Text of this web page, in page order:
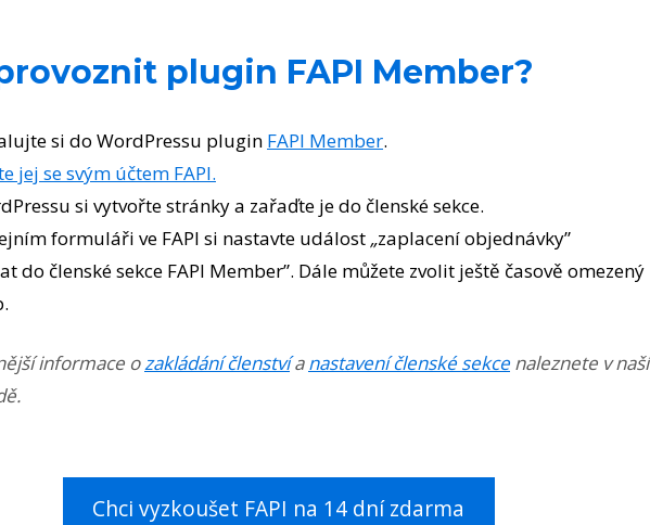
plugin FAPI Member?
si do WordPressu plugin FAPI Member.
jej se svým účtem FAPI.
si vytvořte stránky a zařaďte je do členské sekce.
formuláři ve FAPI si nastavte událost „zaplacení objednávky”
do členské sekce FAPI Member”. Dále můžete zvolit ještě časově omezený
informace ozakládání členstvíanastavení členské sekcenaleznete v naší
Chci vyzkoušet FAPI na 14 dní zdarma